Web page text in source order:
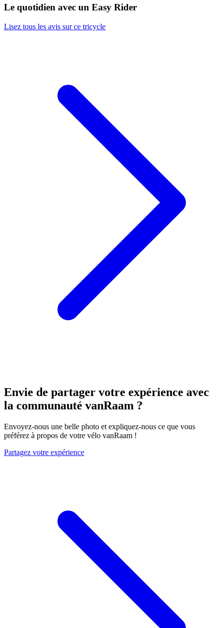
Le quotidien avec un Easy Rider
Lisez tous les avis sur ce tricycle
Envie de partager votre expérience avec
la communauté vanRaam ?
Envoyez-nous une belle photo et expliquez-nous ce que vous
préférez à propos de votre vélo vanRaam !
Partagez votre expérience